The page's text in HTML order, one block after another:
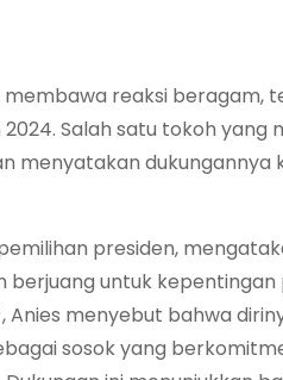
reaksi beragam,
Salah satu tokoh
menyatakan
presiden,
untuk
menyebut bahwa
sosok yang